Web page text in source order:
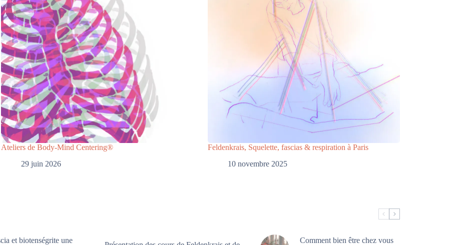
Ateliers de Body-Mind Centering®
29 juin 2026
Feldenkrais, Squelette, fascias & respiration à Paris
10 novembre 2025
et biotenségrite une
Comment bien être chez vous